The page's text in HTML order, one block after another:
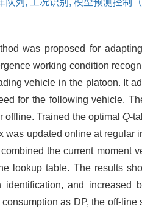
队列, 工况识别, 模型预测控制
was proposed for
working condition
vehicle in the platoon. It
for the following vehicle.
offline. Trained the optimalQ-
was updated online at regular
the current moment
lookup table. The results
identification, and
as DP, the off-